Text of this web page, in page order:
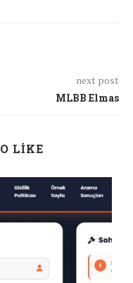
next post
MLBB Elmas
LIKE